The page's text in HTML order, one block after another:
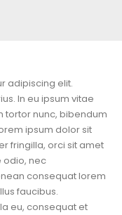
adipiscing elit.
In eu ipsum vitae
tortor nunc, bibendum
ipsum dolor sit
fringilla, orci sit amet
odio, nec
consequat lorem
faucibus.
eu, consequat et